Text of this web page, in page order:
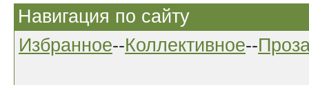
Навигация по сайту
Избранное--Коллективное--